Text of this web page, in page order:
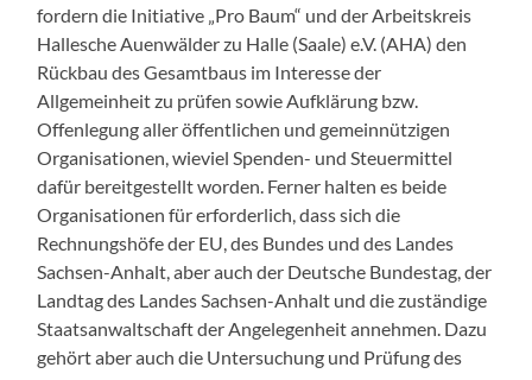
fordern die Initiative „Pro Baum“ und der Arbeitskreis
Hallesche Auenwälder zu Halle (Saale) e.V. (AHA) den
Rückbau des Gesamtbaus im Interesse der
Allgemeinheit zu prüfen sowie Aufklärung bzw.
Offenlegung aller öffentlichen und gemeinnützigen
Organisationen, wieviel Spenden- und Steuermittel
dafür bereitgestellt worden. Ferner halten es beide
Organisationen für erforderlich, dass sich die
Rechnungshöfe der EU, des Bundes und des Landes
Sachsen-Anhalt, aber auch der Deutsche Bundestag, der
Landtag des Landes Sachsen-Anhalt und die zuständige
Staatsanwaltschaft der Angelegenheit annehmen. Dazu
gehört aber auch die Untersuchung und Prüfung des